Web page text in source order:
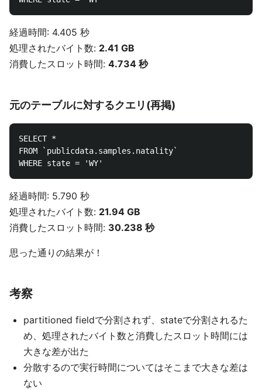
経過時間: 4.405 秒
処理されたバイト数: 2.41 GB
消費したスロット時間: 4.734 秒
元のテーブルに対するクエリ(再掲)
SELECT *
FROM `publicdata.samples.natality`
経過時間: 5.790 秒
処理されたバイト数: 21.94 GB
消費したスロット時間: 30.238 秒
思った通りの結果が！
考察
partitioned fieldで分割されず、stateで分割されるた
め、処理されたバイト数と消費したスロット時間には
大きな差が出た
分散するので実行時間についてはそこまで大きな差は
ない